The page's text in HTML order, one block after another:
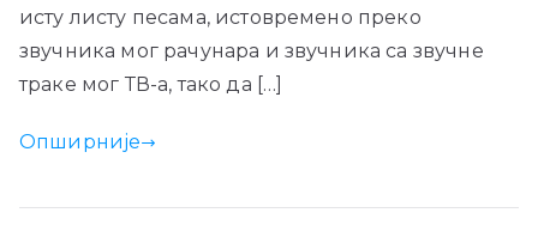
исту листу песама, истовремено преко
звучника мог рачунара и звучника са звучне
траке мог ТВ-а, тако да […]
Опширније